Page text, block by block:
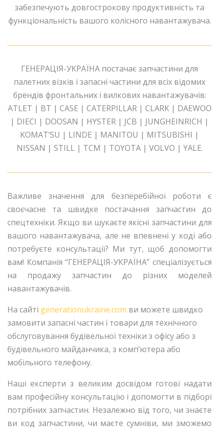
забезпечують довгострокову продуктивність та
функціональність вашого колісного навантажувача.
ГЕНЕРАЦІЯ-УКРАЇНА постачає запчастини для
палетних візків і запасні частини для всіх відомих
брендів фронтальних і вилкових навантажувачів:
ATLET | BT | CASE | CATERPILLAR | CLARK | DAEWOO
| DIECI | DOOSAN | HYSTER | JCB | JUNGHEINRICH |
KOMAT’SU | LINDE | MANITOU | MITSUBISHI |
NISSAN | STILL | TCM | TOYOTA | VOLVO | YALE.
Важливе значення для безперебійної роботи є
своєчасне та швидке постачання запчастин до
спецтехніки. Якщо ви шукаєте якісні запчастини для
вашого навантажувача, але не впевнені у коді або
потребуєте консультації? Ми тут, щоб допомогти
вам! Компанія “ГЕНЕРАЦІЯ-УКРАЇНА” спеціалізується
на продажу запчастин до різних моделей
навантажувачів.
На сайті generationukraine.com ви можете швидко
замовити запасні частин і товари для технічного
обслуговування будівельної техніки з офісу або з
будівельного майданчика, з комп’ютера або
мобільного телефону.
Наші експерти з великим досвідом готові надати
вам професійну консультацію і допомогти в підборі
потрібних запчастин. Незалежно від того, чи знаєте
ви код запчастини, чи маєте сумніви, ми зможемо